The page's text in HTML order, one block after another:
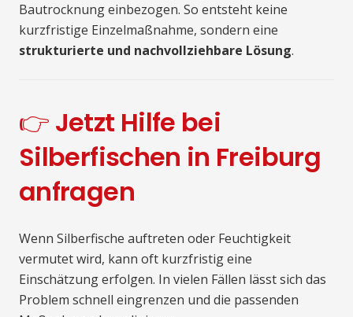
Bautrocknung einbezogen. So entsteht keine
kurzfristige Einzelmaßnahme, sondern eine
strukturierte und nachvollziehbare Lösung.
👉 Jetzt Hilfe bei
Silberfischen in Freiburg
anfragen
Wenn Silberfische auftreten oder Feuchtigkeit
vermutet wird, kann oft kurzfristig eine
Einschätzung erfolgen. In vielen Fällen lässt sich das
Problem schnell eingrenzen und die passenden